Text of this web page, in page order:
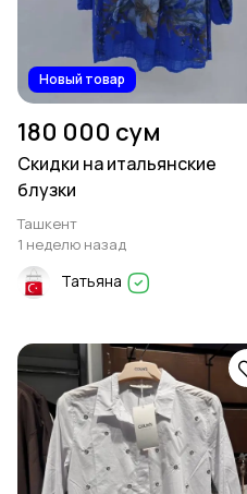
Новый товар
180 000 сум
Скидки на итальянские
блузки
Ташкент
1 неделю назад
Татьяна